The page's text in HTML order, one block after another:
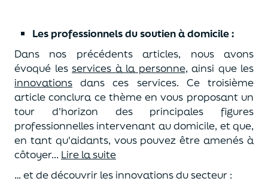
Les professionnels du soutien à domicile :
Dans nos précédents articles, nous avons
évoqué les services à la personne, ainsi que les
innovations dans ces services. Ce troisième
article conclura ce thème en vous proposant un
tour d'horizon des principales figures
professionnelles intervenant au domicile, et que,
en tant qu'aidants, vous pouvez être amenés à
côtoyer... Lire la suite
… et de découvrir les innovations du secteur :